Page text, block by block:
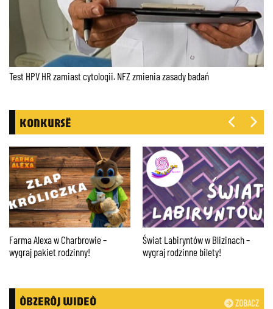
Test HPV HR zamiast cytologii. NFZ zmienia zasady badań
KONKURSË
Farma Alexa w Charbrowie –
wygraj pakiet rodzinny!
Świat Labiryntów w Blizinach –
wygraj rodzinne bilety!
ZOBACZ
ÒBZERÔJ WIDEÒ